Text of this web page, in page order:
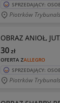
SPRZEDAJĄCY:
Piotrków
OBRAZ ANIOŁ,
OFERTA ZALLEGRO
30zł
SPRZEDAJĄCY:
Piotrków